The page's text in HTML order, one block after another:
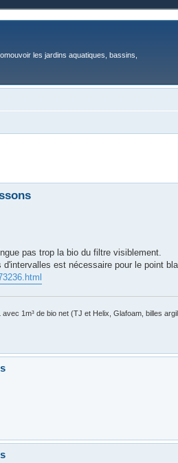
les jardins aquatiques, bassins,
pas trop la bio du filtre visiblement.
est nécessaire pour le point
1m³ de bio net (TJ et Helix, Glafoam, billes